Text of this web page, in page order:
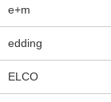
e+m
edding
ELCO